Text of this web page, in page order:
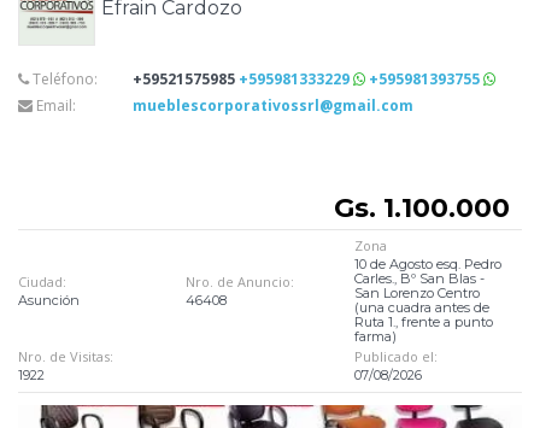
Efrain Cardozo
Teléfono: +59521575985 +595981333229
+595981393755
Email:
mueblescorporativossrl@gmail.com
Gs. 1.100.000
Ciudad:
Asunción
Nro. de Anuncio:
46408
Zona
10 de Agosto esq. Pedro
Carles., Bº San Blas -
San Lorenzo Centro
(una cuadra antes de
Ruta 1., frente a punto
farma)
Nro. de Visitas:
1922
Publicado el:
07/08/2026